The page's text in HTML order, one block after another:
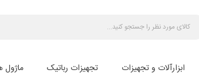
ابزارآلات و تجهیزات تجهیزات رباتیک ماژول